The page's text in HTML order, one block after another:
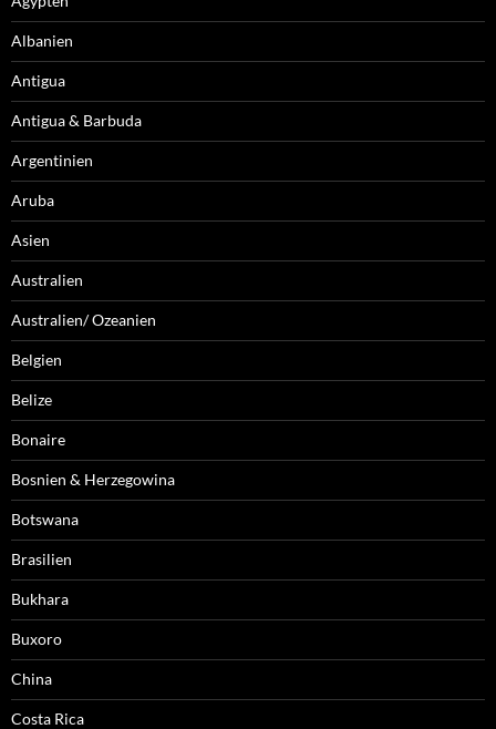
Albanien
Antigua
Antigua & Barbuda
Argentinien
Aruba
Asien
Australien
Australien/ Ozeanien
Belgien
Belize
Bonaire
Bosnien & Herzegowina
Botswana
Brasilien
Bukhara
Buxoro
China
Costa Rica